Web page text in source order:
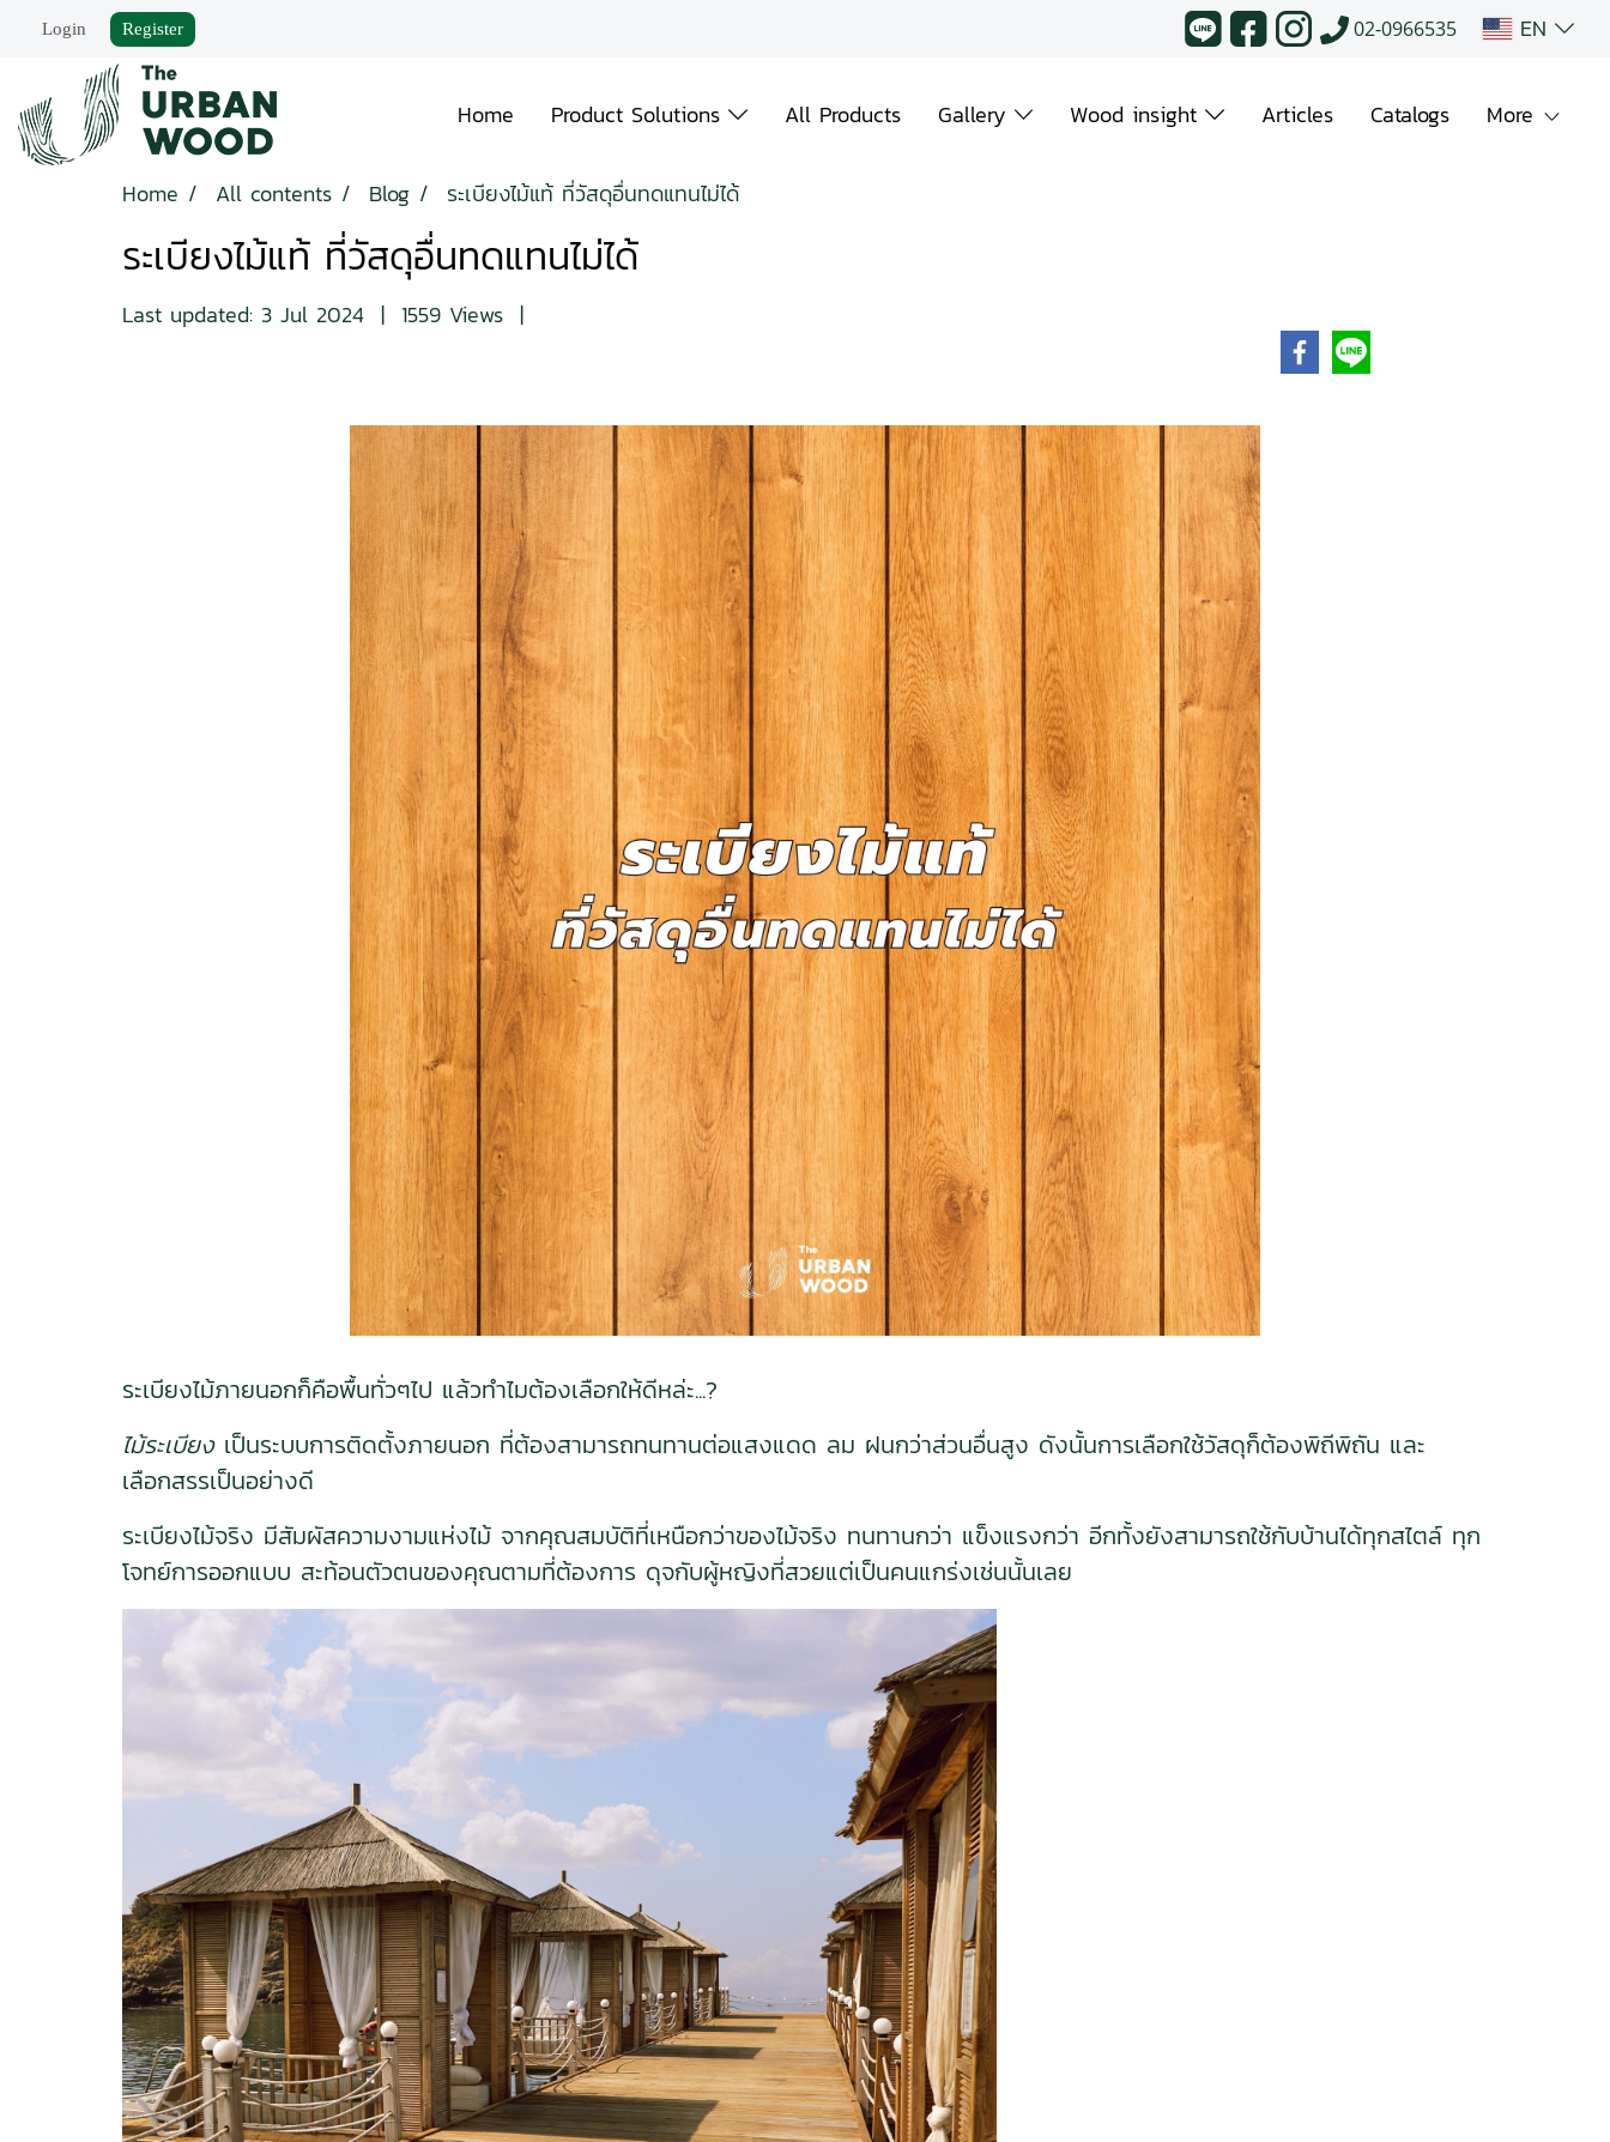
Login Register 02-0966535 EN
Home Product Solutions All Products Gallery Wood insight Articles Catalogs More
Home All contents Blog ระเบียงไม้แท้ ที่วัสดุอื่นทดแทนไม่ได้
ระเบียงไม้แท้ ที่วัสดุอื่นทดแทนไม่ได้
Last updated: 3 Jul 2024 | 1559 Views |
ระเบียงไม้ภายนอกก็คือพื้นทั่วๆไป แล้วทำไมต้องเลือกให้ดีหล่ะ...?
ไม้ระเบียงเป็นระบบการติดตั้งภายนอก ที่ต้องสามารถทนทานต่อแสงแดด ลม ฝนกว่าส่วนอื่นสูง ดังนั้นการเลือกใช้วัสดุก็ต้องพิถีพิถัน และ
เลือกสรรเป็นอย่างดี
ระเบียงไม้จริง มีสัมผัสความงามแห่งไม้ จากคุณสมบัติที่เหนือกว่าของไม้จริง ทนทานกว่า แข็งแรงกว่า อีกทั้งยังสามารถใช้กับบ้านได้ทุกสไตล์ ทุก
โจทย์การออกแบบ สะท้อนตัวตนของคุณตามที่ต้องการ ดุจกับผู้หญิงที่สวยแต่เป็นคนแกร่งเช่นนั้นเลย